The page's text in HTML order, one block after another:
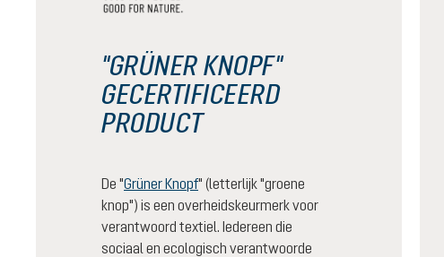
"GRÜNER KNOPF"
GECERTIFICEERD
PRODUCT
De "Grüner Knopf" (letterlijk "groene
knop") is een overheidskeurmerk voor
verantwoord textiel. Iedereen die
sociaal en ecologisch verantwoorde